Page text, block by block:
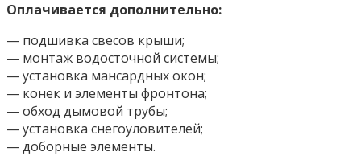
Оплачивается дополнительно:
— подшивка свесов крыши;
— монтаж водосточной системы;
— установка мансардных окон;
— конек и элементы фронтона;
— обход дымовой трубы;
— установка снегоуловителей;
— доборные элементы.